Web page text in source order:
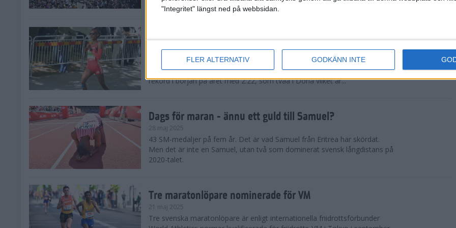
"Integritet" längst ned på webbsidan.
FLER ALTERNATIV GODKÄNN INTE
damklassen.
Dags för maran - Etiopien åter favorit
28 maj 2025
De tre största favoriterna kommer från nationen som fortsätter lansera
den ena löparstjärnan efter den andra. Muluhabt Tsega slog personligt
rekord i början på året med 2:22, som tvåa i Doha vilket är...
Dags för maran - ännu ett guld till Samuel?
28 maj 2025
43 SM-medaljer på fem år. Det är vad Samuel från Eritrea har skördat.
Men det är inte en Samuel, utan två som dominerat svensk långdistans på
2020-talet.
Tre maratonlöpare nominerade för VM
21 maj 2025
Tre svenska maratonlöpare är enligt internationella friidrottsförbunder